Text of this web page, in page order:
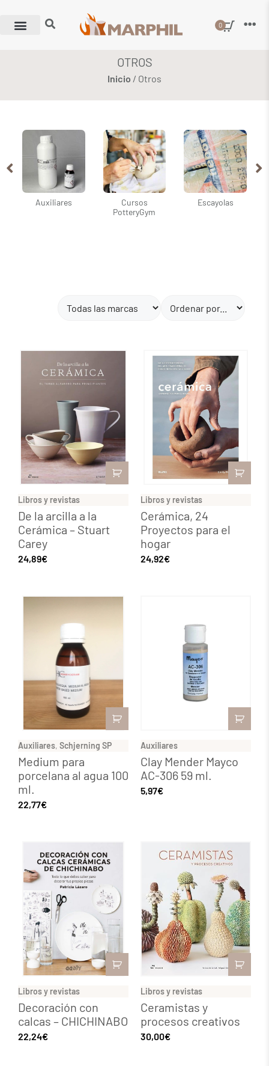
0
OTROS
Inicio / Otros
Auxiliares
Cursos
PotteryGym
Escayolas
Libros y revistas
De la arcilla a la
Cerámica – Stuart
Carey
24,89€
Libros y revistas
Cerámica, 24
Proyectos para el
hogar
24,92€
Auxiliares, Schjerning SP
Medium para
porcelana al agua 100
ml.
22,77€
Auxiliares
Clay Mender Mayco
AC-306 59 ml.
5,97€
Libros y revistas
Decoración con
calcas – CHICHINABO
22,24€
Libros y revistas
Ceramistas y
procesos creativos
30,00€